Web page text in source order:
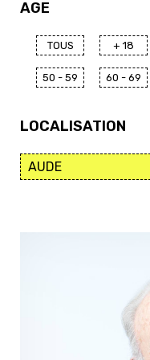
AGE
TOUS + 18
50 - 59 60 - 69
LOCALISATION